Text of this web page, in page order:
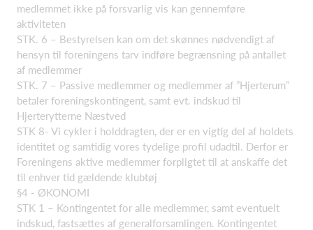
medlemmet ikke på forsvarlig vis kan gennemføre
aktiviteten
STK. 6 – Bestyrelsen kan om det skønnes nødvendigt af
hensyn til foreningens tarv indføre begrænsning på antallet
af medlemmer
STK. 7 – Passive medlemmer og medlemmer af ”Hjerterum”
betaler foreningskontingent, samt evt. indskud til
Hjerterytterne Næstved
STK 8- Vi cykler i holddragten, der er en vigtig del af holdets
identitet og samtidig vores tydelige profil udadtil. Derfor er
Foreningens aktive medlemmer forpligtet til at anskaffe det
til enhver tid gældende klubtøj
§4 - ØKONOMI
STK 1 – Kontingentet for alle medlemmer, samt eventuelt
indskud, fastsættes af generalforsamlingen. Kontingentet